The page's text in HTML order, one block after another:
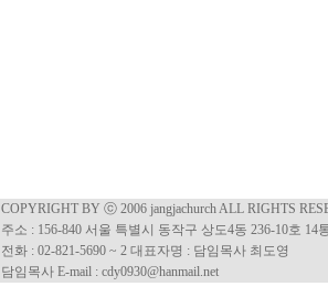
COPYRIGHT BY ⓒ 2006 jangjachurch ALL RIGHTS
주소 : 156-840 서울 특별시 동작구 상도4동 236-10호 14
전화 : 02-821-5690 ~ 2 대표자명 : 담임목사 최도영
담임목사 E-mail : cdy0930@hanmail.net